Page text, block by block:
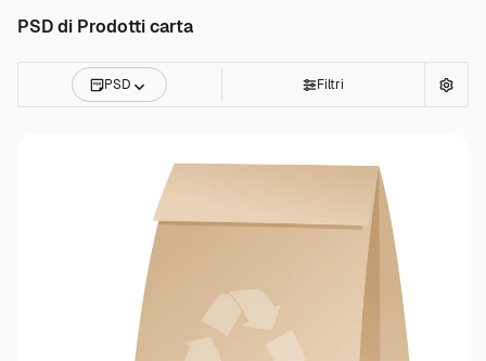
PSD di Prodotti carta
PSD Filtri